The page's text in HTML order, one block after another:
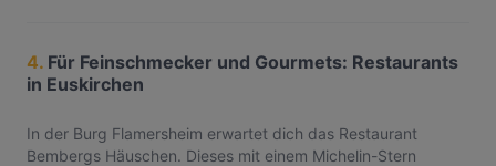
4. Für Feinschmecker und Gourmets: Restaurants
in Euskirchen
In der Burg Flamersheim erwartet dich das Restaurant
Bembergs Häuschen. Dieses mit einem Michelin-Stern